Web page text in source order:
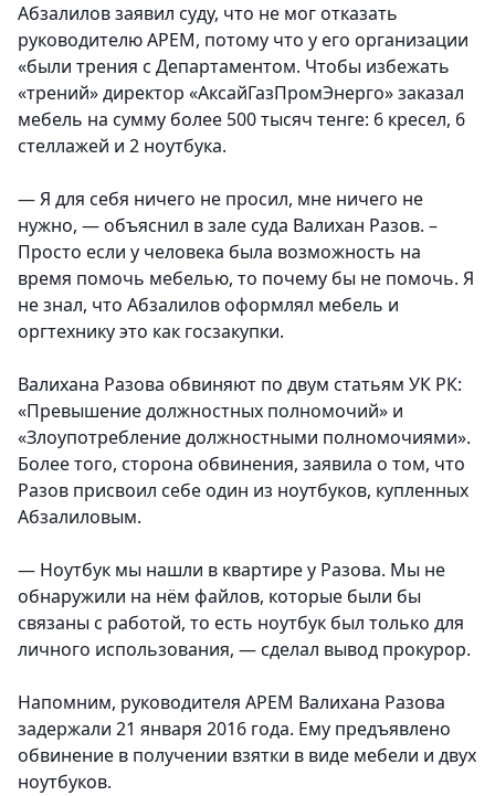
Абзалилов заявил суду, что не мог отказать
руководителю АРЕМ, потому что у его организации
«были трения с Департаментом. Чтобы избежать
«трений» директор «АксайГазПромЭнерго» заказал
мебель на сумму более 500 тысяч тенге: 6 кресел, 6
стеллажей и 2 ноутбука.
— Я для себя ничего не просил, мне ничего не
нужно, — объяснил в зале суда Валихан Разов. –
Просто если у человека была возможность на
время помочь мебелью, то почему бы не помочь. Я
не знал, что Абзалилов оформлял мебель и
оргтехнику это как госзакупки.
Валихана Разова обвиняют по двум статьям УК РК:
«Превышение должностных полномочий» и
«Злоупотребление должностными полномочиями».
Более того, сторона обвинения, заявила о том, что
Разов присвоил себе один из ноутбуков, купленных
Абзалиловым.
— Ноутбук мы нашли в квартире у Разова. Мы не
обнаружили на нём файлов, которые были бы
связаны с работой, то есть ноутбук был только для
личного использования, — сделал вывод прокурор.
Напомним, руководителя АРЕМ Валихана Разова
задержали 21 января 2016 года. Ему предъявлено
обвинение в получении взятки в виде мебели и двух
ноутбуков.